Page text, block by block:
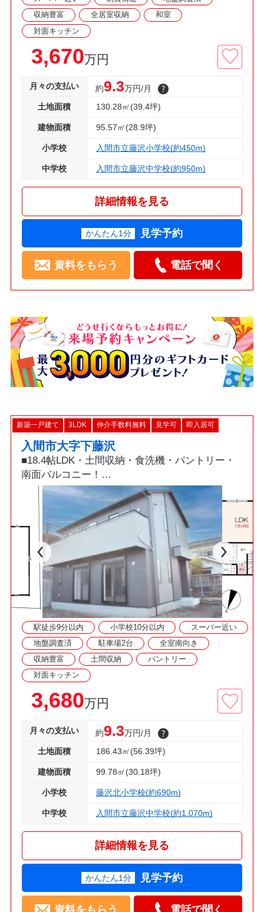
収納豊富
全居室収納
和室
対面キッチン
3,670万円
月々の支払い 約9.3万円/月
土地面積 130.28㎡(39.4坪)
建物面積 95.57㎡(28.9坪)
小学校 入間市立藤沢小学校(約450m)
中学校 入間市立藤沢中学校(約950m)
詳細情報を見る
かんたん1分 見学予約
資料をもらう 電話で聞く
新築一戸建て 3LDK 仲介手数料無料 見学可 即入居可
入間市大字下藤沢
■18.4帖LDK・土間収納・食洗機・パントリー・
南面バルコニー！
□駐車最大2台可！南側空きスペースのため陽当た
り良好！
■冷暖房の効率を高める複層ガラス、節水型トイ
レ、経済的な都市ガス！
□資料請求・見学予約などお気軽にご利用くださ
い
駅徒歩9分以内 小学校10分以内
スーパー近い
地盤調査済
駐車場2台
全室南向き
収納豊富
土間収納
パントリー
対面キッチン
3,680万円
月々の支払い 約9.3万円/月
土地面積 186.43㎡(56.39坪)
建物面積 99.78㎡(30.18坪)
小学校 藤沢北小学校(約690m)
中学校 入間市立藤沢中学校(約1,070m)
詳細情報を見る
かんたん1分 見学予約
資料をもらう 電話で聞く